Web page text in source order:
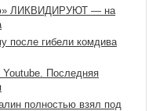
ЛИКВИДИРУЮТ — на
после гибели комдива
Youtube. Последняя
полностью взял под